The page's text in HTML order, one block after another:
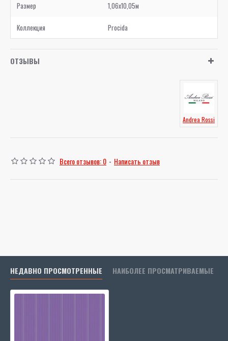
Размер 1,06x10,05м
Коллекция Procida
ОТЗЫВЫ
Andrea Rossi
Всего отзывов: 0 - Написать отзыв
НЕДАВНО ПРОСМОТРЕННЫЕ НАИБОЛЕЕ ПРОСМАТРИВАЕМЫЕ